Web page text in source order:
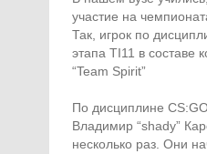
участие на
Так, игрок по
этапа TI11 в составе
“Team Spirit”
По дисциплине
Владимир “shady”
несколько раз. Они